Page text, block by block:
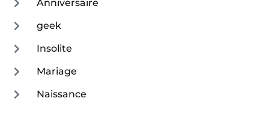
Anniversaire
geek
Insolite
Mariage
Naissance